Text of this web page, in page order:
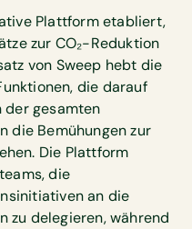
Plattform etabliert,
zur CO₂-Reduktion
von Sweep hebt die
die darauf
der gesamten
die Bemühungen zur
Die Plattform
die
an die
zu delegieren, während